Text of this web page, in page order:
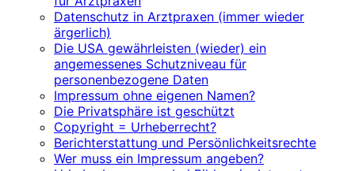
Datenschutz in Arztpraxen (immer wieder
ärgerlich)
Die USA gewährleisten (wieder) ein
angemessenes Schutzniveau für
personenbezogene Daten
Impressum ohne eigenen Namen?
Die Privatsphäre ist geschützt
Copyright = Urheberrecht?
Berichterstattung und Persönlichkeitsrechte
Wer muss ein Impressum angeben?